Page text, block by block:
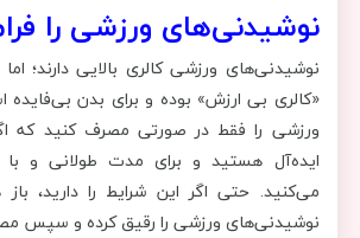
نوشیدنی‌های ورزشی را
نوشیدنی‌های ورزشی کالری بالایی دارند؛
«کالری بی ارزش» بوده و برای بدن
ورزشی را فقط در صورتی مصرف کنید که
ایده‌آل هستید و برای مدت طولانی و
می‌کنید. حتی اگر این شرایط را دارید،
نوشیدنی‌های ورزشی را رقیق کرده و سپس